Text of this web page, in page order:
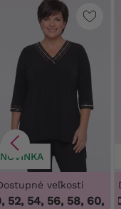
NOVINKA
veľkosti
54, 56, 58, 60,
48,